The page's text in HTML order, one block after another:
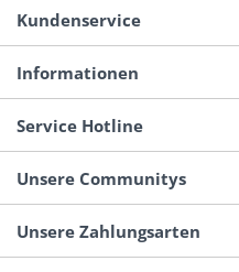
Kundenservice
Informationen
Service Hotline
Unsere Communitys
Unsere Zahlungsarten